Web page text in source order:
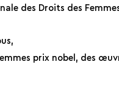
des Droits des
prix nobel, des